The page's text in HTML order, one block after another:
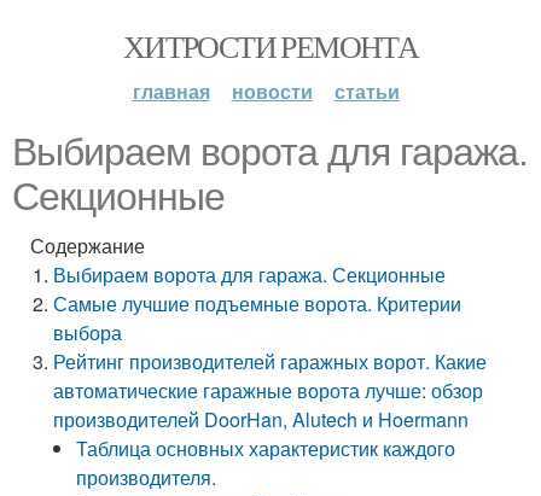
ХИТРОСТИ РЕМОНТА
главная новости статьи
Выбираем ворота для гаража.
Секционные
Содержание
Выбираем ворота для гаража. Секционные
Самые лучшие подъемные ворота. Критерии
выбора
Рейтинг производителей гаражных ворот. Какие
автоматические гаражные ворота лучше: обзор
производителей DoorHan, Alutech и Hoermann
Таблица основных характеристик каждого
производителя.